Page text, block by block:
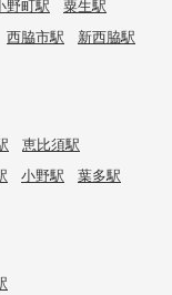
野町駅
粟生駅
西脇市駅
新西脇駅
恵比須駅
小野駅
葉多駅